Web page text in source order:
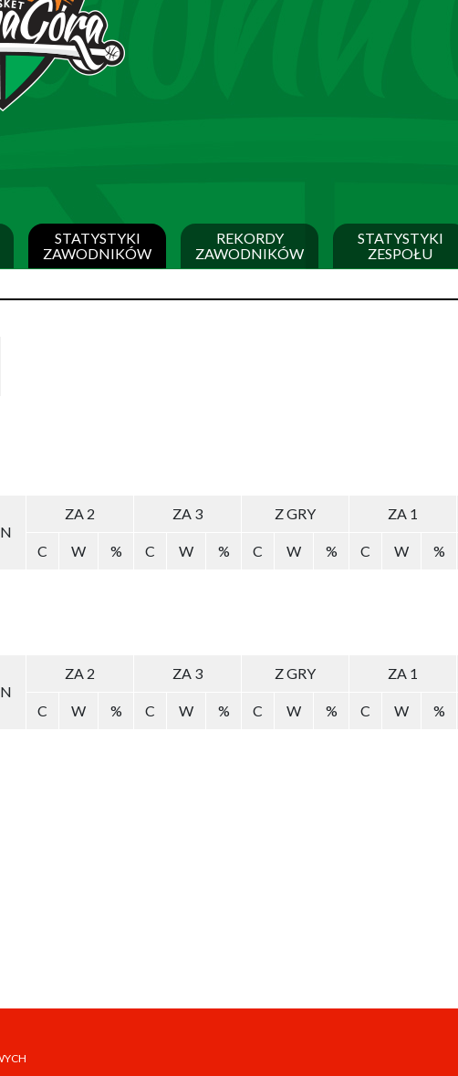
STATYSTYKI
ZAWODNIKÓW
REKORDY
ZAWODNIKÓW
STATYSTYKI
ZESPOŁU
ZA 2 ZA 3 Z GRY ZA 1
C
W % C W % C W % C W %
ZA 2 ZA 3 Z GRY ZA 1
C
W % C W % C W % C W %